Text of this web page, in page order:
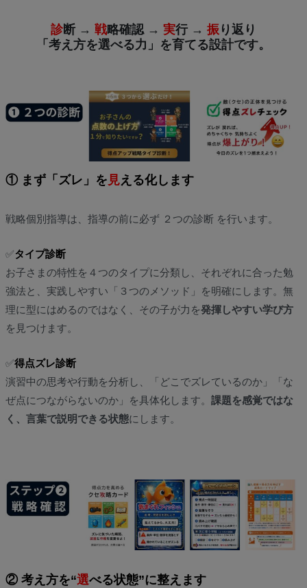
診断 → 戦略確認 → 実行 → 振 り返り
「考え方を選べる力」を育てる設計です。
① まず「ズレ」を 見える化します
戦略個別指導は、指導の前に必ず ２つの診断 を行います。
✅タイプ診断
お子さまの特性を４つのタイプに分類し、それぞれに合った勉
強法と、実践しやすい「３つのメソッド」を明確にします。無
理に型にはめるのではなく、その子が力を発揮しやすい学び方
を見つけます。
✅得点ズレ診断
演習中の思考や行動を分析し、「どこでズレているのか」「な
ぜ点につながらないのか」を具体化します。 課題を感覚ではな
く、言葉で説明できる状態にします。
② 考え方を“選べる状態”に整えます